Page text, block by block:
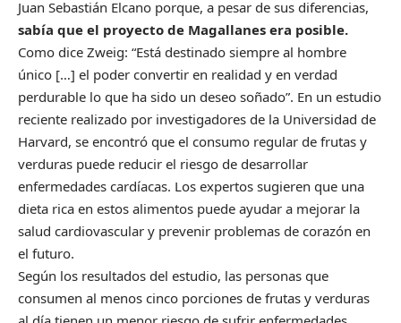
Juan Sebastián Elcano porque, a pesar de sus diferencias,
sabía que el proyecto de Magallanes era posible.
Como dice Zweig: “Está destinado siempre al hombre
único […] el poder convertir en realidad y en verdad
perdurable lo que ha sido un deseo soñado”. En un estudio
reciente realizado por investigadores de la Universidad de
Harvard, se encontró que el consumo regular de frutas y
verduras puede reducir el riesgo de desarrollar
enfermedades cardíacas. Los expertos sugieren que una
dieta rica en estos alimentos puede ayudar a mejorar la
salud cardiovascular y prevenir problemas de corazón en
el futuro.
Según los resultados del estudio, las personas que
consumen al menos cinco porciones de frutas y verduras